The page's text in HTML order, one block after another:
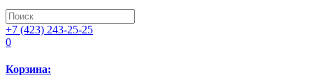
+7 (423) 243-25-25
0
Корзина: